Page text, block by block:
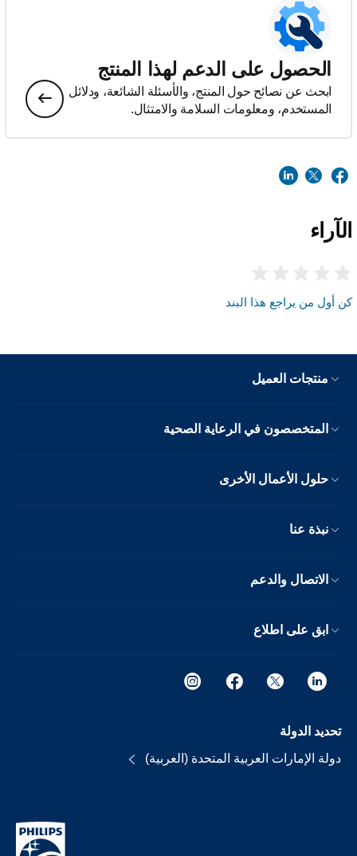
الحصول على الدعم لهذا المنتج
ابحث عن نصائح حول المنتج، والأسئلة الشائعة، ودلائل
المستخدم، ومعلومات السلامة والامتثال.
الآراء
كن أول من يراجع هذا البند
منتجات العميل
المتخصصون في الرعاية الصحية
حلول الأعمال الأخرى
نبذة عنا
الاتصال والدعم
ابق على اطلاع
تحديد الدولة
دولة الإمارات العربية المتحدة (العربية)